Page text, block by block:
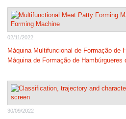
02/11/2022
Máquina Multifuncional de Formação de
Máquina de Formação de Hambúrgueres
30/09/2022